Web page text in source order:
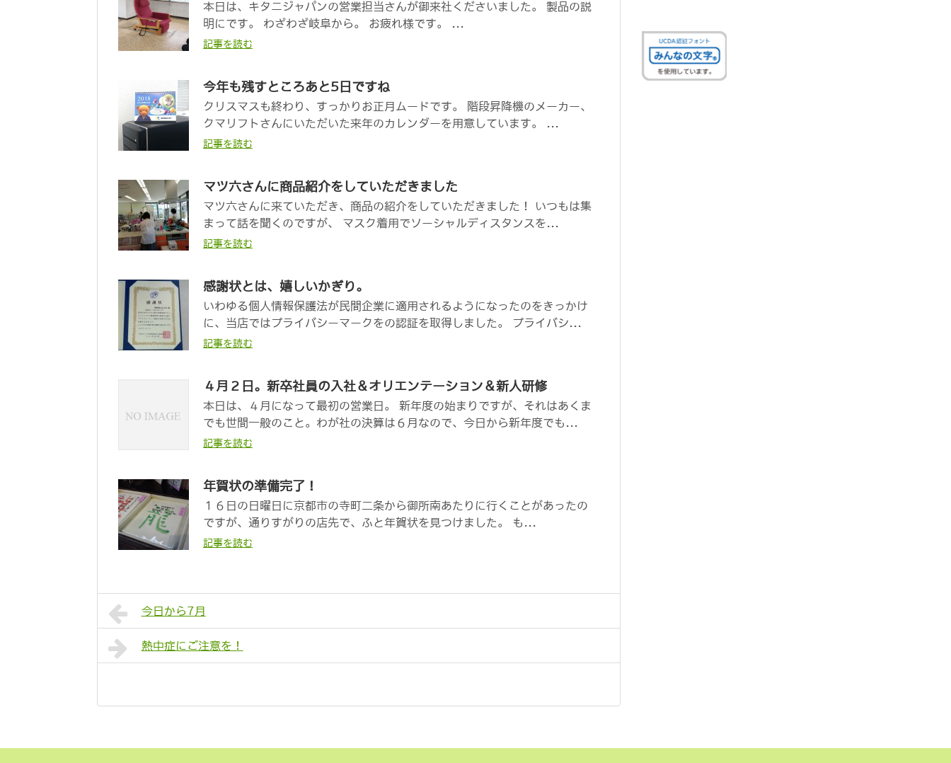
本日は、キタニジャパンの営業担当さんが御来社くださいました。 製品の説
明にです。 わざわざ岐阜から。 お疲れ様です。 ...
記事を読む
今年も残すところあと5日ですね
クリスマスも終わり、すっかりお正月ムードです。 階段昇降機のメーカー、
クマリフトさんにいただいた来年のカレンダーを用意しています。 ...
記事を読む
マツ六さんに商品紹介をしていただきました
マツ六さんに来ていただき、商品の紹介をしていただきました！ いつもは集
まって話を聞くのですが、 マスク着用でソーシャルディスタンスを...
記事を読む
感謝状とは、嬉しいかぎり。
いわゆる個人情報保護法が民間企業に適用されるようになったのをきっかけ
に、当店ではプライバシーマークをの認証を取得しました。 プライバシ...
記事を読む
４月２日。新卒社員の入社＆オリエンテーション＆新人研修
本日は、４月になって最初の営業日。 新年度の始まりですが、それはあくま
でも世間一般のこと。わが社の決算は６月なので、今日から新年度でも...
記事を読む
年賀状の準備完了！
１６日の日曜日に京都市の寺町二条から御所南あたりに行くことがあったの
ですが、通りすがりの店先で、ふと年賀状を見つけました。 も...
記事を読む
今日から7月
熱中症にご注意を！